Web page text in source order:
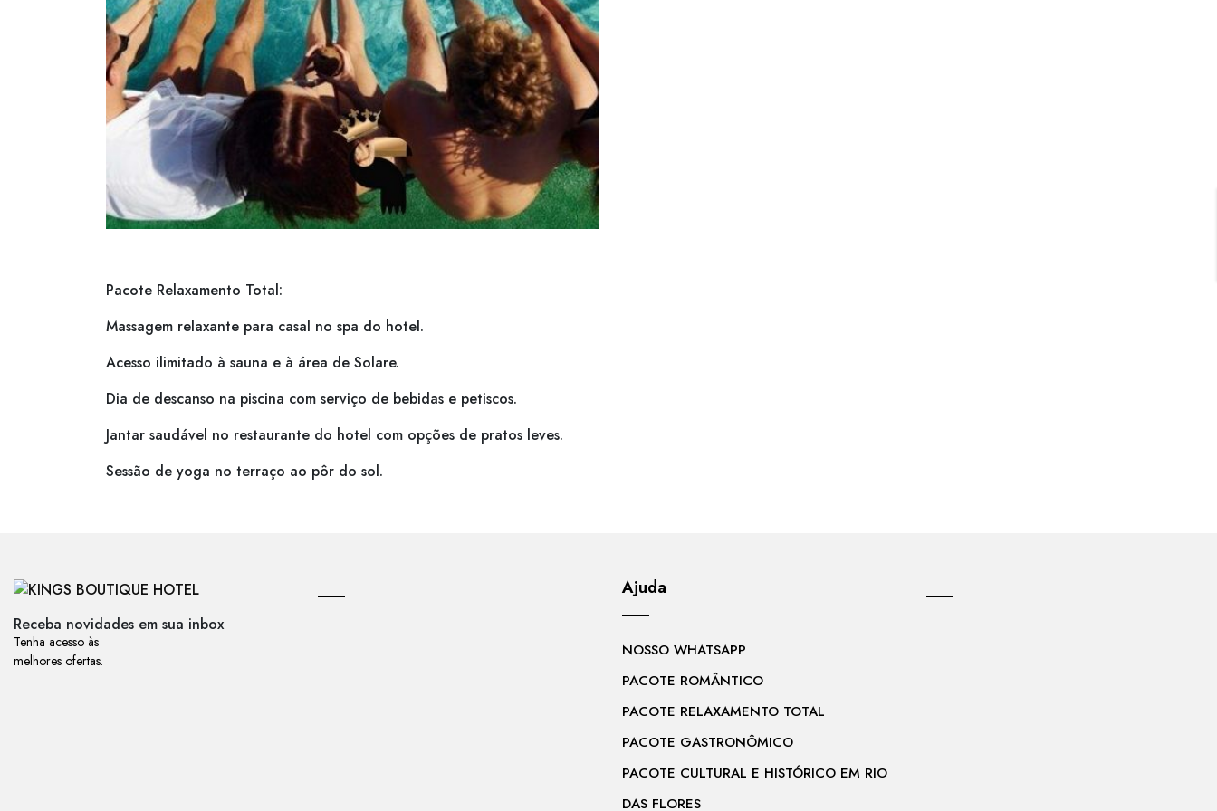
Pacote Relaxamento Total:
Massagem relaxante para casal no spa do hotel.
Acesso ilimitado à sauna e à área de Solare.
Dia de descanso na piscina com serviço de bebidas e petiscos.
Jantar saudável no restaurante do hotel com opções de pratos leves.
Sessão de yoga no terraço ao pôr do sol.
Receba novidades em sua inbox
Tenha acesso às
melhores ofertas.
Ajuda
NOSSO WHATSAPP
PACOTE ROMÂNTICO
PACOTE RELAXAMENTO TOTAL
PACOTE GASTRONÔMICO
PACOTE CULTURAL E HISTÓRICO EM RIO
DAS FLORES